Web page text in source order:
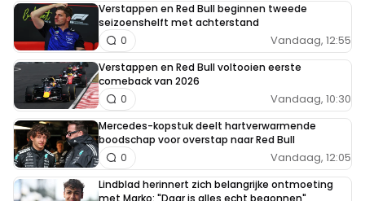
Verstappen en Red Bull beginnen tweede
seizoenshelft met achterstand
Vandaag, 12:55
0
Verstappen en Red Bull voltooien eerste
comeback van 2026
Vandaag, 10:30
0
Mercedes-kopstuk deelt hartverwarmende
boodschap voor overstap naar Red Bull
Vandaag, 12:05
0
Lindblad herinnert zich belangrijke ontmoeting
met Marko: "Daar is alles echt begonnen"